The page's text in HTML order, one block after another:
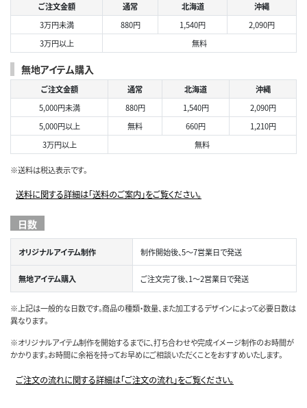
ご注文金額 通常 北海道
沖縄
3万円未満
880円 1,540円
2,090円
3万円以上
無料
無地アイテム購入
ご注文金額 通常 北海道
沖縄
5,000円未満
880円 1,540円
2,090円
5,000円以上
無料 660円
1,210円
3万円以上
無料
※送料は税込表示です。
送料に関する詳細は「送料のご案内」をご覧ください。
日数
オリジナルアイテム制作 制作開始後、5～7営業日で発送
無地アイテム購入 ご注文完了後、1～2営業日で発送
※上記は一般的な日数です。商品の種類・数量、また加工するデザインによって必要日数は
異なります。
※オリジナルアイテム制作を開始するまでに、打ち合わせや完成イメージ制作のお時間が
かかります。お時間に余裕を持ってお早めにご相談いただくことをおすすめいたします。
ご注文の流れに関する詳細は「ご注文の流れ」をご覧ください。